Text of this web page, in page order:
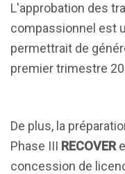
L'approbation des
compassionnel est
permettrait de
premier trimestre
De plus, la
Phase III RECOVER
concession de